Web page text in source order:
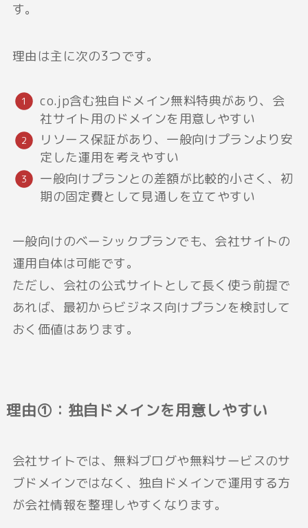
す。
理由は主に次の3つです。
co.jp含む独自ドメイン無料特典があり、会
社サイト用のドメインを用意しやすい
リソース保証があり、一般向けプランより安
定した運用を考えやすい
一般向けプランとの差額が比較的小さく、初
期の固定費として見通しを立てやすい
一般向けのベーシックプランでも、会社サイトの
運用自体は可能です。
ただし、会社の公式サイトとして長く使う前提で
あれば、最初からビジネス向けプランを検討して
おく価値はあります。
理由①：独自ドメインを用意しやすい
会社サイトでは、無料ブログや無料サービスのサ
ブドメインではなく、独自ドメインで運用する方
が会社情報を整理しやすくなります。